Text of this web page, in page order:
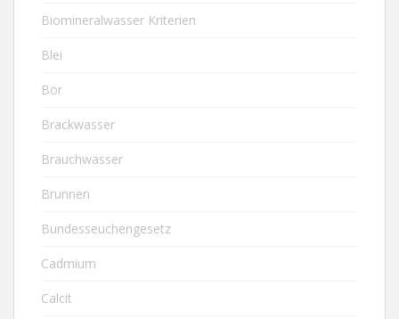
Biomineralwasser Kriterien
Blei
Bor
Brackwasser
Brauchwasser
Brunnen
Bundesseuchengesetz
Cadmium
Calcit